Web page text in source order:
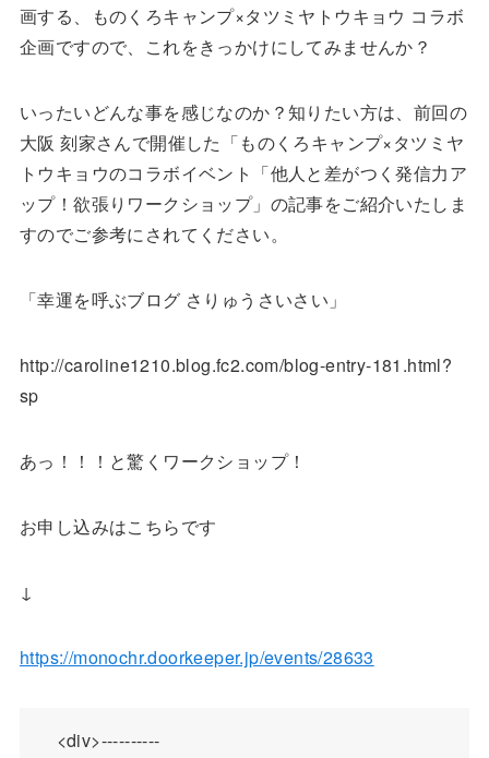
画する、ものくろキャンプ×タツミヤトウキョウ コラボ
企画ですので、これをきっかけにしてみませんか？
いったいどんな事を感じなのか？知りたい方は、前回の
大阪 刻家さんで開催した「ものくろキャンプ×タツミヤ
トウキョウのコラボイベント「他人と差がつく発信力ア
ップ！欲張りワークショップ」の記事をご紹介いたしま
すのでご参考にされてください。
「幸運を呼ぶブログ さりゅうさいさい」
http://caroline1210.blog.fc2.com/blog-entry-181.html?
sp
あっ！！！と驚くワークショップ！
お申し込みはこちらです
↓
https://monochr.doorkeeper.jp/events/28633
    <div>----------